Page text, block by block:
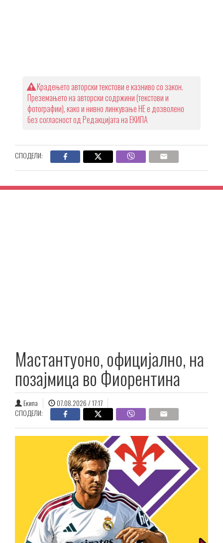
Крадењето авторски текстови е казниво со закон.
Преземањето на авторски содржини (текстови и
фотографии), како и нивно линкување НЕ е дозволено
без согласност од Редакцијата на ЕКИПА
СПОДЕЛИ:
Мастантуоно, официјално, на
позајмица во Фиорентина
Екипа
07.08.2026 / 17:17
СПОДЕЛИ: